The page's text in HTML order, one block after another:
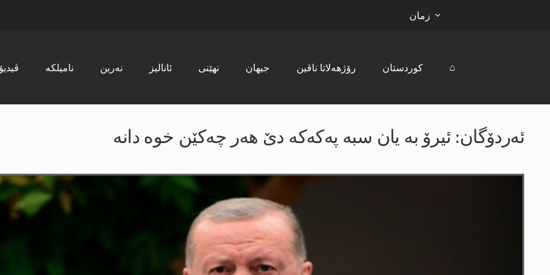
زمان
ڤیدیۆ نامیلکە نەرین ئانالیز نھێنی جیھان رۆژھەلاتا ناڤین کوردستان ⌂
ئەردۆگان: ئیرۆ بە یان سبە پەکەکە دێ ھەر چەکێن خوە دانە